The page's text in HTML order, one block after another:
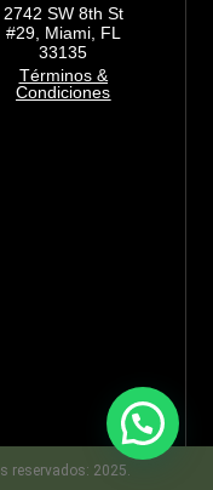
2742 SW 8th St
#29, Miami, FL
33135
Términos &
Condiciones
reservados: 2025.